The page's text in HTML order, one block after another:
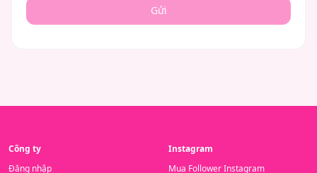
Gửi
Công ty
Đăng nhập
Instagram
Mua Follower Instagram